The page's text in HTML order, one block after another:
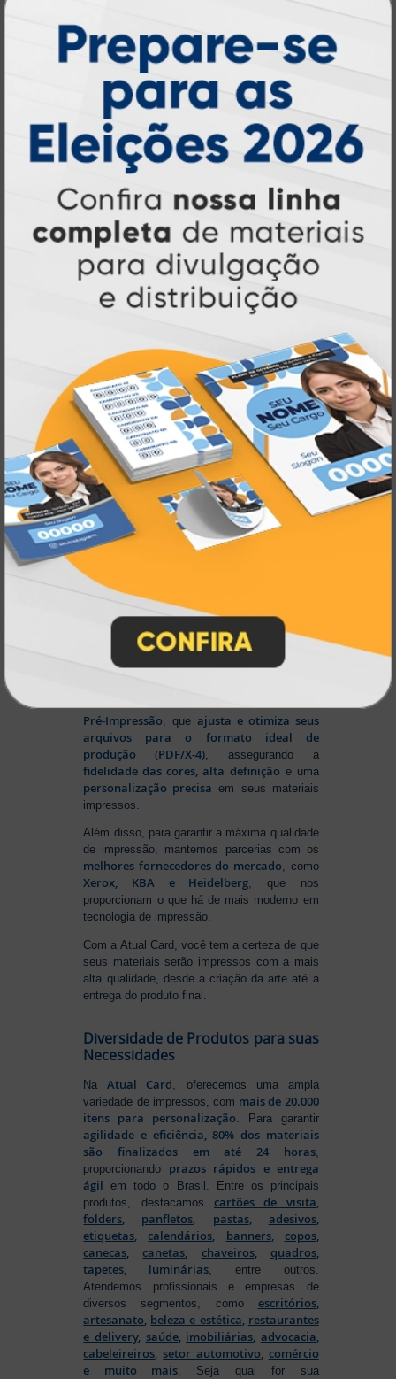
transformando o mercado gráfico
Nascemos digitais e seguimosinovando
continuamente, investindo em
tecnologia
de ponta
para garantir a melhor experiência
produtos personalizados e impressão
online. Tudo isso para ofereceragilidade,
qualidade e soluções inteligentesque
atendem às suas necessidades.
Liderança e Qualidade em
Impressão
Prestes a completar três décadas de
inovação e serviços,
a Atual Card segue
como referência no mercado gráfico e de
personalização online, oferecendo
impressão digital e offset de alta
. Nosso segredo? Um
site intuitivo e fácil de navegar , eentrega
rápida para todo o Brasil. Tudo foi
projetado para proporcionara melhor
experiência de compra e a máxima
satisfação dos nossos clientes.
Tecnologia de Ponta em Impressão
Personalizada
Na Atual Card, você tem total liberdade para
enviar sua arte nos principais formatos dos
softwares gráficos mais utilizados, como
CorelDRAW (CDR), Photoshop (PSD) e
Illustrator (AI)
impressão PDF/X-4
, basta salvar em um dos formatos
disponíveis na plataforma e enviar seus
arquivos. Aproveite mais essa facilidade para
produzir seu material personalizado!
Pré-Impressão , queajusta e otimiza seus
arquivos para o formato ideal de
produção (PDF/X-4) , assegurando a
fidelidade das cores, alta definição e uma
personalização precisa em seus materiais
impressos.
Além disso, para garantir a máxima qualidade
de impressão, mantemos parcerias com os
melhores fornecedores do mercado, como
Xerox, KBA e Heidelberg, que nos
proporcionam o que há de mais moderno em
tecnologia de impressão.
Com a Atual Card, você tem a certeza de que
seus materiais serão impressos com a mais
alta qualidade, desde a criação da arte até a
entrega do produto final.
Diversidade de Produtos para suas
Necessidades
NaAtual Card , oferecemos uma ampla
variedade de impressos, com mais de 20.000
itens para personalização . Para garantir
agilidade e eficiência, 80% dos materiais
são finalizados em até 24 horas,
proporcionando prazos rápidos e entrega
ágil em todo o Brasil. Entre os principais
produtos, destacamos cartões de visita,
folders, panfletos, pastas, adesivos,
etiquetas,calendários, banners, copos,
canecas,canetas, chaveiros, quadros,
tapetes, luminárias , entre outros.
Atendemos profissionais e empresas de
diversos segmentos, como escritórios,
artesanato, beleza e estética, restaurantes
e delivery, saúde, imobiliárias, advocacia,
cabeleireiros, setor automotivo, comércio
e muito mais . Seja qual for sua